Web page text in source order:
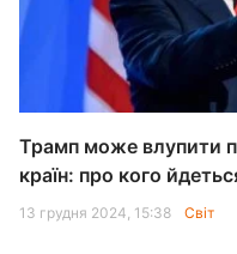
Трамп може влупити
країн: про кого
13 грудня 2024, 15:38 Світ